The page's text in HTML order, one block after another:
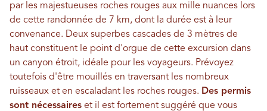
par les majestueuses roches rouges aux mille nuances lors
de cette randonnée de 7 km, dont la durée est à leur
convenance. Deux superbes cascades de 3 mètres de
haut constituent le point d'orgue de cette excursion dans
un canyon étroit, idéale pour les voyageurs. Prévoyez
toutefois d'être mouillés en traversant les nombreux
ruisseaux et en escaladant les roches rouges. Des permis
sont nécessaires et il est fortement suggéré que vous